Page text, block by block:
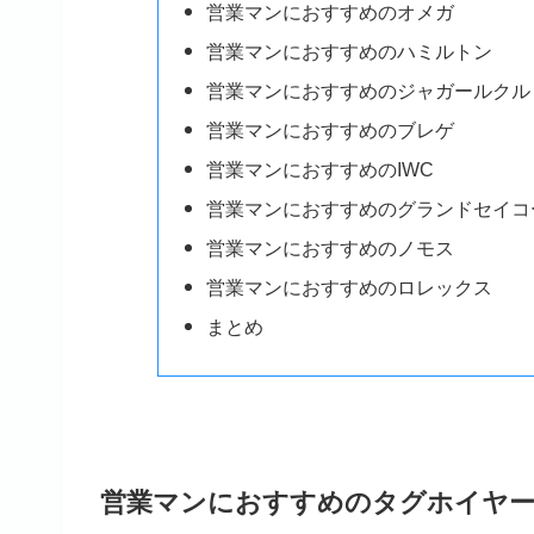
営業マンにおすすめのオメガ
営業マンにおすすめのハミルトン
営業マンにおすすめのジャガールクル
営業マンにおすすめのブレゲ
営業マンにおすすめのIWC
営業マンにおすすめのグランドセイコ
営業マンにおすすめのノモス
営業マンにおすすめのロレックス
まとめ
営業マンにおすすめのタグホイヤー